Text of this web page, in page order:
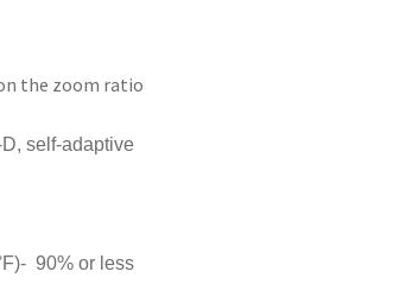
the zoom ratio
self-adaptive
90% or less